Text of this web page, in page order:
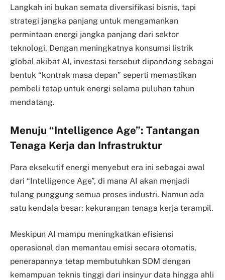
Langkah ini bukan semata diversifikasi bisnis, tapi
strategi jangka panjang untuk mengamankan
permintaan energi jangka panjang dari sektor
teknologi. Dengan meningkatnya konsumsi listrik
global akibat AI, investasi tersebut dipandang sebagai
bentuk “kontrak masa depan” seperti memastikan
pembeli tetap untuk energi selama puluhan tahun
mendatang.
Menuju “Intelligence Age”: Tantangan
Tenaga Kerja dan Infrastruktur
Para eksekutif energi menyebut era ini sebagai awal
dari “Intelligence Age”, di mana AI akan menjadi
tulang punggung semua proses industri. Namun ada
satu kendala besar: kekurangan tenaga kerja terampil.
Meskipun AI mampu meningkatkan efisiensi
operasional dan memantau emisi secara otomatis,
penerapannya tetap membutuhkan SDM dengan
kemampuan teknis tinggi dari insinyur data hingga ahli